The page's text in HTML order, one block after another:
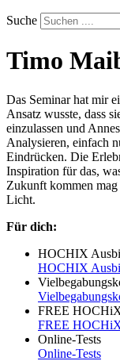
Suche
Timo
Das Seminar hat mir
Ansatz wusste, dass
einzulassen und
Analysieren, einfach
Eindrücken. Die
Inspiration für das,
Zukunft kommen mag
Licht.
Für dich:
HOCHIX
HOCHIX
FREE
FREE
Online-Tests
Online-Tests